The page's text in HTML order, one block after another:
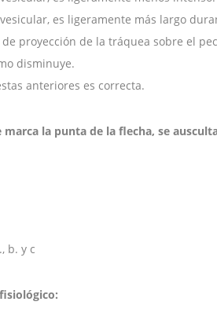
es ligeramente más largo
proyección de la tráquea sobre el
disminuye.
anteriores es correcta.
marca la punta de la flecha, se
b. y c